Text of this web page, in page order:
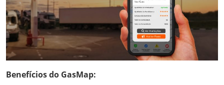
Benefícios do GasMap: